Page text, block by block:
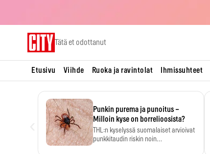
Tätä et odottanut
Etusivu Viihde Ruoka ja ravintolat Ihmissuhteet
Punkin purema ja punoitus –
Milloin kyse on borrelioosista?
THL:n kyselyssä suomalaiset arvioivat
punkkitaudin riskin noin